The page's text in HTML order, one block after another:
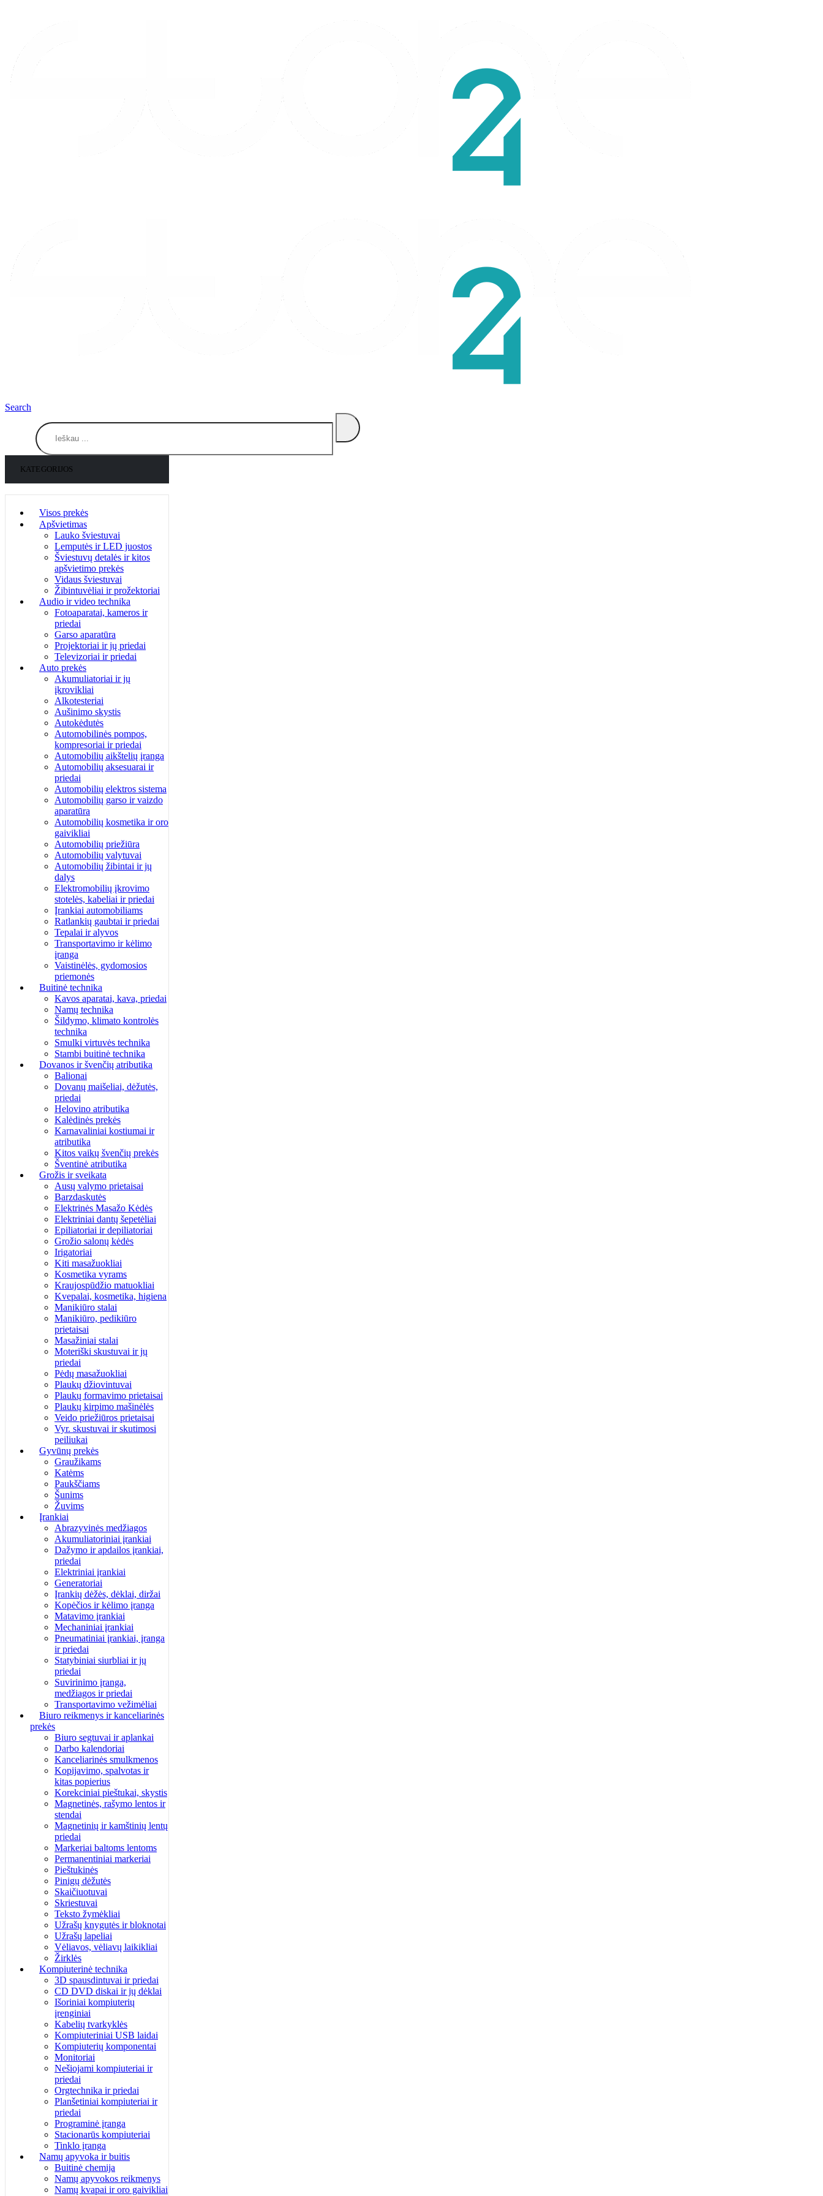
Search
KATEGORIJOS
Visos prekės
Apšvietimas
Lauko šviestuvai
Lemputės ir LED juostos
Šviestuvų detalės ir kitos
apšvietimo prekės
Vidaus šviestuvai
Žibintuvėliai ir prožektoriai
Audio ir video technika
Fotoaparatai, kameros ir
priedai
Garso aparatūra
Projektoriai ir jų priedai
Televizoriai ir priedai
Auto prekės
Akumuliatoriai ir jų
įkrovikliai
Alkotesteriai
Aušinimo skystis
Autokėdutės
Automobilinės pompos,
kompresoriai ir priedai
Automobilių aikštelių įranga
Automobilių aksesuarai ir
priedai
Automobilių elektros sistema
Automobilių garso ir vaizdo
aparatūra
Automobilių kosmetika ir oro
gaivikliai
Automobilių priežiūra
Automobilių valytuvai
Automobilių žibintai ir jų
dalys
Elektromobilių įkrovimo
stotelės, kabeliai ir priedai
Įrankiai automobiliams
Ratlankių gaubtai ir priedai
Tepalai ir alyvos
Transportavimo ir kėlimo
įranga
Vaistinėlės, gydomosios
priemonės
Buitinė technika
Kavos aparatai, kava, priedai
Namų technika
Šildymo, klimato kontrolės
technika
Smulki virtuvės technika
Stambi buitinė technika
Dovanos ir švenčių atributika
Balionai
Dovanų maišeliai, dėžutės,
priedai
Helovino atributika
Kalėdinės prekės
Karnavaliniai kostiumai ir
atributika
Kitos vaikų švenčių prekės
Šventinė atributika
Grožis ir sveikata
Ausų valymo prietaisai
Barzdaskutės
Elektrinės Masažo Kėdės
Elektriniai dantų šepetėliai
Epiliatoriai ir depiliatoriai
Grožio salonų kėdės
Irigatoriai
Kiti masažuokliai
Kosmetika vyrams
Kraujospūdžio matuokliai
Kvepalai, kosmetika, higiena
Manikiūro stalai
Manikiūro, pedikiūro
prietaisai
Masažiniai stalai
Moteriški skustuvai ir jų
priedai
Pėdų masažuokliai
Plaukų džiovintuvai
Plaukų formavimo prietaisai
Plaukų kirpimo mašinėlės
Veido priežiūros prietaisai
Vyr. skustuvai ir skutimosi
peiliukai
Gyvūnų prekės
Graužikams
Katėms
Paukščiams
Šunims
Žuvims
Įrankiai
Abrazyvinės medžiagos
Akumuliatoriniai įrankiai
Dažymo ir apdailos įrankiai,
priedai
Elektriniai įrankiai
Generatoriai
Įrankių dėžės, dėklai, diržai
Kopėčios ir kėlimo įranga
Matavimo įrankiai
Mechaniniai įrankiai
Pneumatiniai įrankiai, įranga
ir priedai
Statybiniai siurbliai ir jų
priedai
Suvirinimo įranga,
medžiagos ir priedai
Transportavimo vežimėliai
Biuro reikmenys ir kanceliarinės
prekės
Biuro segtuvai ir aplankai
Darbo kalendoriai
Kanceliarinės smulkmenos
Kopijavimo, spalvotas ir
kitas popierius
Korekciniai pieštukai, skystis
Magnetinės, rašymo lentos ir
stendai
Magnetinių ir kamštinių lentų
priedai
Markeriai baltoms lentoms
Permanentiniai markeriai
Pieštukinės
Pinigų dėžutės
Skaičiuotuvai
Skriestuvai
Teksto žymėkliai
Užrašų knygutės ir bloknotai
Užrašų lapeliai
Vėliavos, vėliavų laikikliai
Žirklės
Kompiuterinė technika
3D spausdintuvai ir priedai
CD DVD diskai ir jų dėklai
Išoriniai kompiuterių
įrenginiai
Kabelių tvarkyklės
Kompiuteriniai USB laidai
Kompiuterių komponentai
Monitoriai
Nešiojami kompiuteriai ir
priedai
Orgtechnika ir priedai
Planšetiniai kompiuteriai ir
priedai
Programinė įranga
Stacionarūs kompiuteriai
Tinklo įranga
Namų apyvoka ir buitis
Buitinė chemija
Namų apyvokos reikmenys
Namų kvapai ir oro gaivikliai